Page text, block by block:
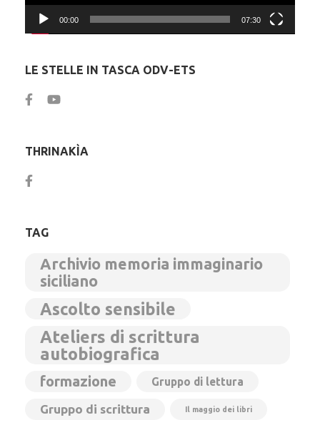
00:00 07:30
LE STELLE IN TASCA ODV-ETS
THRINAKÌA
TAG
Archivio memoria immaginario
siciliano
Ascolto sensibile
Ateliers di scrittura
autobiografica
formazione Gruppo di lettura
Gruppo di scrittura Il maggio dei libri